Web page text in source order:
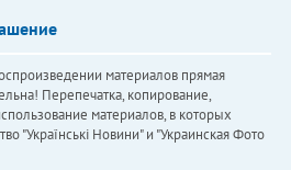
материалов прямая
Перепечатка, копирование,
материалов, в которых
"Українськi Новини" и "Украинская Фото